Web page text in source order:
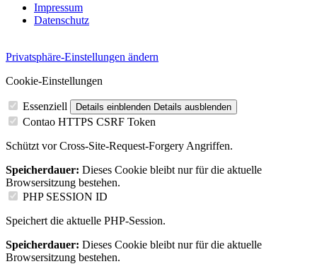
Impressum
Datenschutz
Privatsphäre-Einstellungen ändern
Cookie-Einstellungen
Essenziell Details einblenden Details ausblenden
Contao HTTPS CSRF Token
Schützt vor Cross-Site-Request-Forgery Angriffen.
Speicherdauer: Dieses Cookie bleibt nur für die aktuelle
Browsersitzung bestehen.
PHP SESSION ID
Speichert die aktuelle PHP-Session.
Speicherdauer: Dieses Cookie bleibt nur für die aktuelle
Browsersitzung bestehen.